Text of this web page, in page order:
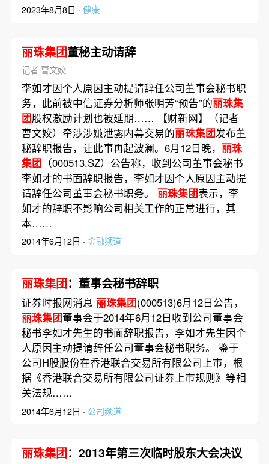
2023年8月8日 · 健康
丽珠集团董秘主动请辞
记者 曹文姣
李如才因个人原因主动提请辞任公司董事会秘书职
务，此前被中信证券分析师张明芳“预告”的丽珠集
团股权激励计划也被延期…… 【财新网】（记者
曹文姣）牵涉涉嫌泄露内幕交易的丽珠集团发布董
秘辞职报告，让此事再起波澜。6月12日晚， 丽珠
集团 （000513.SZ）公告称，收到公司董事会秘书
李如才的书面辞职报告，李如才因个人原因主动提
请辞任公司董事会秘书职务。 丽珠集团表示，李
如才的辞职不影响公司相关工作的正常进行，其
本……
2014年6月12日 · 金融频道
丽珠集团：董事会秘书辞职
证券时报网消息 丽珠集团(000513)6月12日公告，
丽珠集团董事会于2014年6月12日收到公司董事会
秘书李如才先生的书面辞职报告，李如才先生因个
人原因主动提请辞任公司董事会秘书职务。 鉴于
公司H股股份在香港联合交易所有限公司上市，根
据《香港联合交易所有限公司证券上市规则》等相
关法规……
2014年6月12日 · 公司频道
丽珠集团：2013年第三次临时股东大会决议